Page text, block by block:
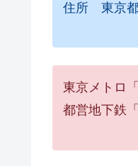
住所 東京都
東京メトロ
都営地下鉄